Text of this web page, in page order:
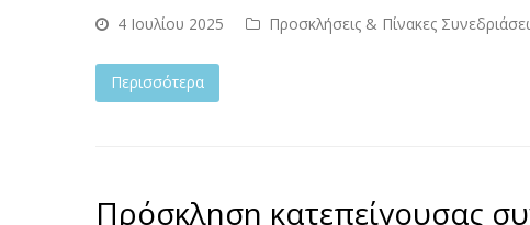
4 Ιουλίου 2025 Προσκλήσεις & Πίνακες
Περισσότερα
Πρόσκληση κατεπείγουσας